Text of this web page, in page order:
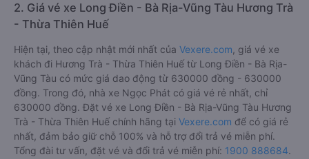
2. Giá vé xe Long Điền - Bà Rịa-Vũng Tàu Hương Trà
- Thừa Thiên Huế
Hiện tại, theo cập nhật mới nhất của Vexere.com , giá vé xe
khách đi Hương Trà - Thừa Thiên Huế từ Long Điền - Bà Rịa-
Vũng Tàu có mức giá dao động từ 630000 đồng - 630000
đồng. Trong đó, nhà xe Ngọc Phát có giá vé rẻ nhất, chỉ
630000 đồng. Đặt vé xe Long Điền - Bà Rịa-Vũng Tàu Hương
Trà - Thừa Thiên Huế chính hãng tại Vexere.com để có giá rẻ
nhất, đảm bảo giữ chỗ 100% và hỗ trợ đổi trả vé miễn phí.
Tổng đài tư vấn, đặt vé và đổi trả vé miễn phí: 1900 888684.